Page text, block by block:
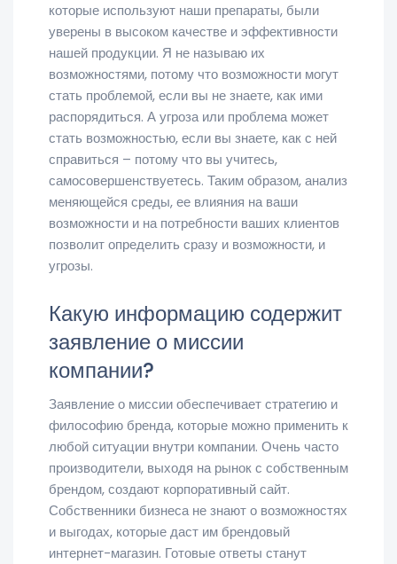
которые используют наши препараты, были
уверены в высоком качестве и эффективности
нашей продукции. Я не называю их
возможностями, потому что возможности могут
стать проблемой, если вы не знаете, как ими
распорядиться. А угроза или проблема может
стать возможностью, если вы знаете, как с ней
справиться – потому что вы учитесь,
самосовершенствуетесь. Таким образом, анализ
меняющейся среды, ее влияния на ваши
возможности и на потребности ваших клиентов
позволит определить сразу и возможности, и
угрозы.
Какую информацию содержит
заявление о миссии
компании?
Заявление о миссии обеспечивает стратегию и
философию бренда, которые можно применить к
любой ситуации внутри компании. Очень часто
производители, выходя на рынок с собственным
брендом, создают корпоративный сайт.
Собственники бизнеса не знают о возможностях
и выгодах, которые даст им брендовый
интернет-магазин. Готовые ответы станут